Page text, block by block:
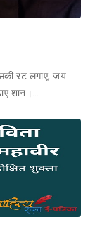
रट लगाए, जय
शान।…